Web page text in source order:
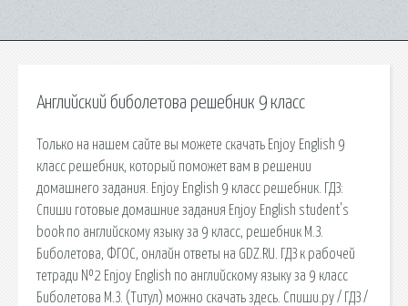
Английский биболетова решебник 9 класс
Только на нашем сайте вы можете скачать Enjoy English 9
класс решебник, который поможет вам в решении
домашнего задания. Enjoy English 9 класс решебник. ГДЗ:
Спиши готовые домашние задания Enjoy English student's
book по английскому языку за 9 класс, решебник М.З.
Биболетова, ФГОС, онлайн ответы на GDZ.RU. ГДЗ к рабочей
тетради №2 Enjoy English по английскому языку за 9 класс
Биболетова М.З. (Титул) можно скачать здесь. Спиши.ру / ГДЗ /